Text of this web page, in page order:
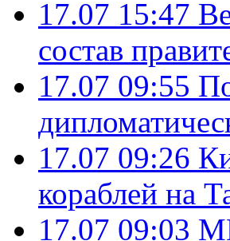
17.07 15:47
состав
17.07 09:55
17.07 09:26
кораблей на
17.07 09:03